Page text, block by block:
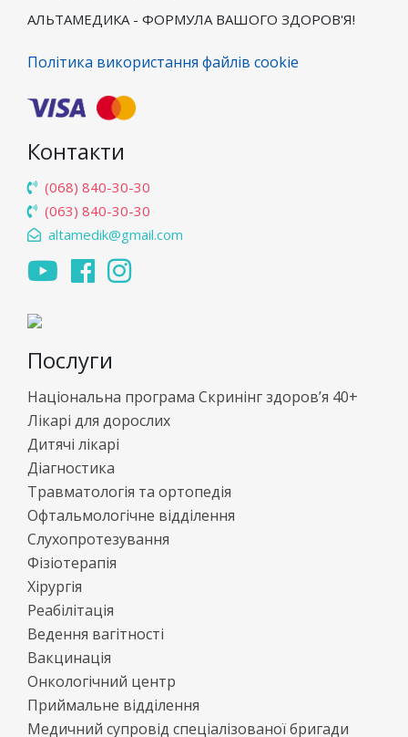
АЛЬТАМЕДИКА - ФОРМУЛА ВАШОГО ЗДОРОВ'Я!
Політика використання файлів cookie
Контакти
(068) 840-30-30
(063) 840-30-30
altamedik@gmail.com
Послуги
Національна програма Скринінг здоров’я 40+
Лікарі для дорослих
Дитячі лікарі
Діагностика
Травматологія та ортопедія
Офтальмологічне відділення
Слухопротезування
Фізіотерапія
Хірургія
Реабілітація
Ведення вагітності
Вакцинація
Онкологічний центр
Приймальне відділення
Медичний супровід спеціалізованої бригади